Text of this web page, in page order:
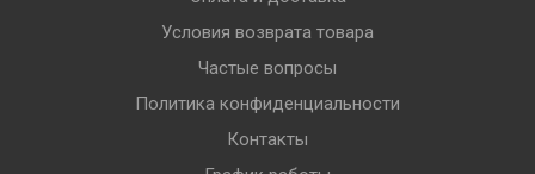
Условия возврата товара
Частые вопросы
Политика конфиденциальности
Контакты